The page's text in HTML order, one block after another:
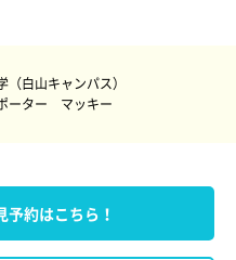
（白山キャンパス）
ーター マッキー
予約はこちら！